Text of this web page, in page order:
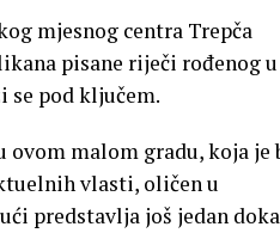
mjesnog centra Trepča
pisane riječi rođenog
se pod ključem.
malom gradu, koja je
vlasti, oličen u
predstavlja još jedan